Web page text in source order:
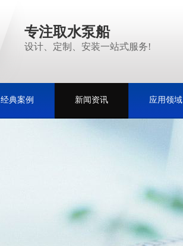
专注取水泵船
设计、定制、安装一站式服务!
经典案例 新闻资讯 应用领域